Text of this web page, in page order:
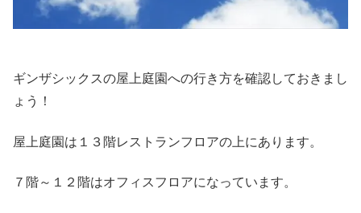
ギンザシックスの屋上庭園への行き方を確認しておきまし
ょう！
屋上庭園は１３階レストランフロアの上にあります。
７階～１２階はオフィスフロアになっています。